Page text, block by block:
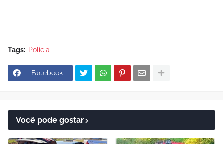
Tags: Polícia
Facebook
Você pode gostar